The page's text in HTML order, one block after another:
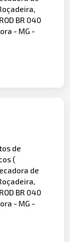
BR 040
- MG -
de
(
de
BR 040
- MG -